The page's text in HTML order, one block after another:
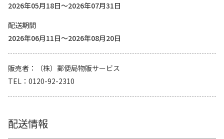
2026年05月18日～2026年07月31日
配送期間
2026年06月11日～2026年08月20日
販売者
（株）郵便局物販サービス
TEL
0120-92-2310
配送情報